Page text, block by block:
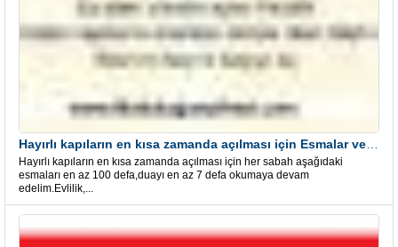
Hayırlı kapıların en kısa zamanda açılması için her sabah aşağıdaki
esmaları en az 100 defa,duayı en az 7 defa okumaya devam
edelim.Evlilik,...